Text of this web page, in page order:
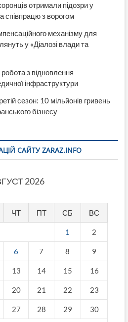
отримали підозри у
співпрацю з ворогом
механізму для
у «Діалозі влади та
з відновлення
інфраструктури
сезон: 10 мільйонів гривень
бізнесу
САЙТУ ZARAZ.INFO
2026
ЧТ ПТ СБ ВС
1 2
6 7 8 9
13 14 15 16
20 21 22 23
27 28 29 30